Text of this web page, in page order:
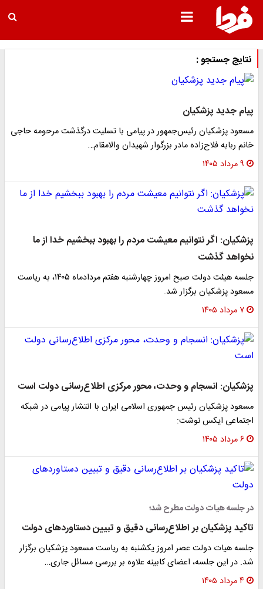
نتایج جستجو :
پیام جدید پزشکیان
مسعود پزشکیان رئیس‌جمهور در پیامی با تسلیت درگذشت مرحومه حاجی
خانم ربابه فلاح‌زاده مادر بزرگوار شهیدان والامقام…
۹ مرداد ۱۴۰۵
پزشکیان: اگر نتوانیم معیشت مردم را بهبود ببخشیم خدا از ما
نخواهد گذشت
جلسه هیئت دولت صبح امروز چهارشنبه هفتم مردادماه ۱۴۰۵، به ریاست
مسعود پزشکیان برگزار شد.
۷ مرداد ۱۴۰۵
پزشکیان: انسجام و وحدت، محور مرکزی اطلاع‌رسانی دولت است
مسعود پزشکیان رئیس جمهوری اسلامی ایران با انتشار پیامی در شبکه
اجتماعی ایکس نوشت:
۶ مرداد ۱۴۰۵
در جلسه هیات دولت مطرح شد؛
تاکید پزشکیان بر اطلاع‌رسانی دقیق و تبیین دستاوردهای دولت
جلسه هیات دولت عصر امروز یکشنبه به ریاست مسعود پزشکیان برگزار
شد. در این جلسه، اعضای کابینه علاوه بر بررسی مسائل جاری…
۴ مرداد ۱۴۰۵